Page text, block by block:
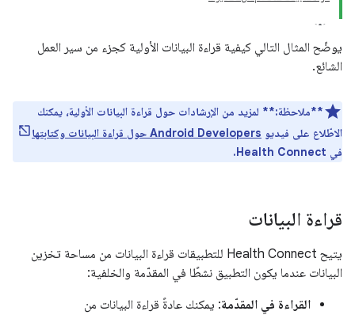
يوضّح المثال التالي كيفية قراءة البيانات الأولية كجزء من سير العمل
الشائع.
**ملاحظة:** لمزيد من الإرشادات حول قراءة البيانات الأولية، يمكنك
الاطّلاع على فيديو Android Developers حول قراءة البيانات وكتابتها
في Health Connect.
قراءة البيانات
يتيح Health Connect للتطبيقات قراءة البيانات من مساحة تخزين
البيانات عندما يكون التطبيق نشطًا في المقدّمة والخلفية:
القراءة في المقدّمة: يمكنك عادةً قراءة البيانات من